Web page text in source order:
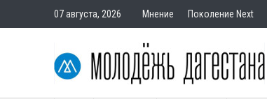
07 августа, 2026 Мнение Поколение Next